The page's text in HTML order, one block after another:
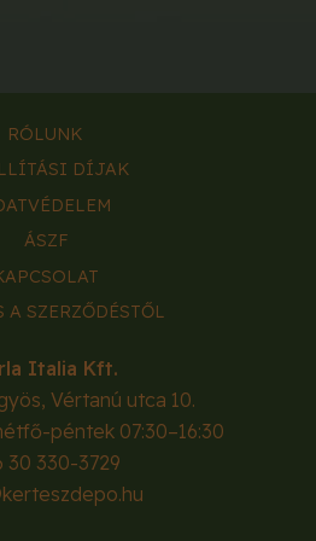
RÓLUNK
DÍJAK
ÁSZF
A SZERZŐDÉSTŐL
Italia Kft.
, Vértanú utca 10.
péntek 07:30–16:30
30 330-3729